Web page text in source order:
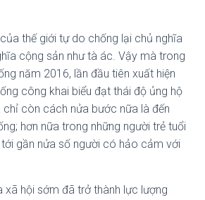
thế giới tự do chống lại chủ nghĩa
cộng sản như tà ác. Vậy mà trong
năm 2016, lần đầu tiên xuất hiện
công khai biểu đạt thái độ ủng hộ
chỉ còn cách nửa bước nữa là đến
hơn nữa trong những người trẻ tuổi
gần nửa số người có hảo cảm với
xã hội sớm đã trở thành lực lượng